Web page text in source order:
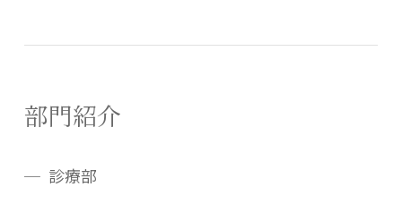
部門紹介
診療部